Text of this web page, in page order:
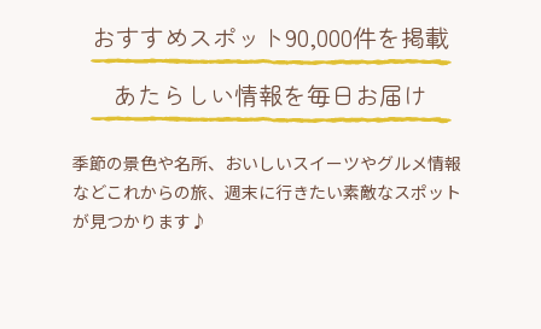
おすすめスポット90,000件を掲載
あたらしい情報を毎日お届け
季節の景色や名所、おいしいスイーツやグルメ情報
などこれからの旅、週末に行きたい素敵なスポット
が見つかります♪